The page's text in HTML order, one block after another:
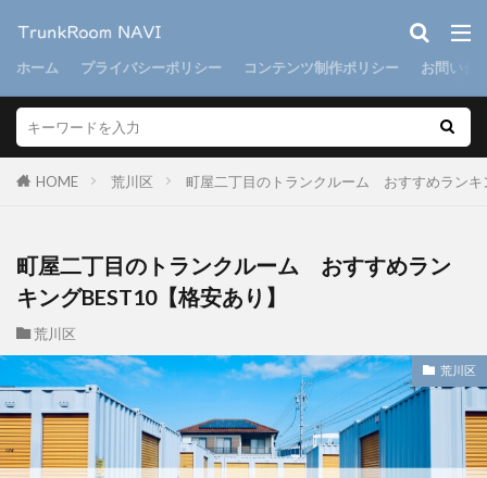
ホーム プライバシーポリシー コンテンツ制作ポリシー お問い合
HOME 荒川区 町屋二丁目のトランクルーム おすすめランキ
町屋二丁目のトランクルーム おすすめラン
キングBEST10【格安あり】
荒川区
荒川区